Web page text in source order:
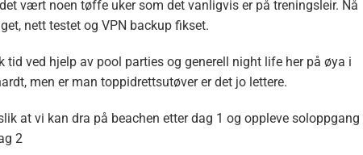
vært noen tøffe uker som det vanligvis er på treningsleir. Nå
nett testet og VPN backup fikset.
tid ved hjelp av pool parties og generell night life her på øya i
men er man toppidrettsutøver er det jo lettere.
at vi kan dra på beachen etter dag 1 og oppleve soloppgang
2